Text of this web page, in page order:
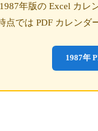
1987年版の Excel カレ
点では PDF カレンダ
1987年